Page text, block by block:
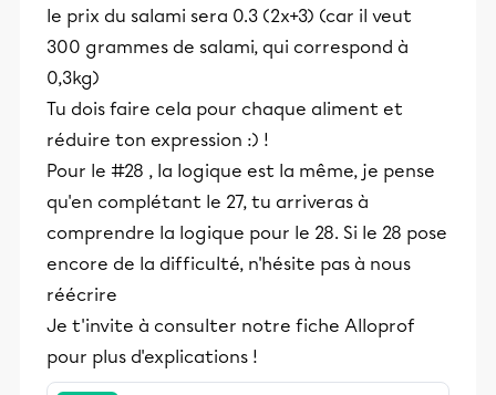
le prix du salami sera 0.3 (2x+3) (car il veut
300 grammes de salami, qui correspond à
0,3kg)
Tu dois faire cela pour chaque aliment et
réduire ton expression :) !
Pour le #28 , la logique est la même, je pense
qu'en complétant le 27, tu arriveras à
comprendre la logique pour le 28. Si le 28 pose
encore de la difficulté, n'hésite pas à nous
réécrire
Je t'invite à consulter notre fiche Alloprof
pour plus d'explications !